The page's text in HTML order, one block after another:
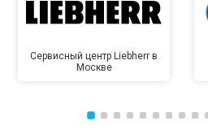
Сервисный центр Liebherr в
Москве